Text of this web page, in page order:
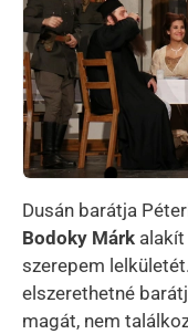
Dusán barátja
Bodoky Márk
szerepem
elszerethetné
magát, nem